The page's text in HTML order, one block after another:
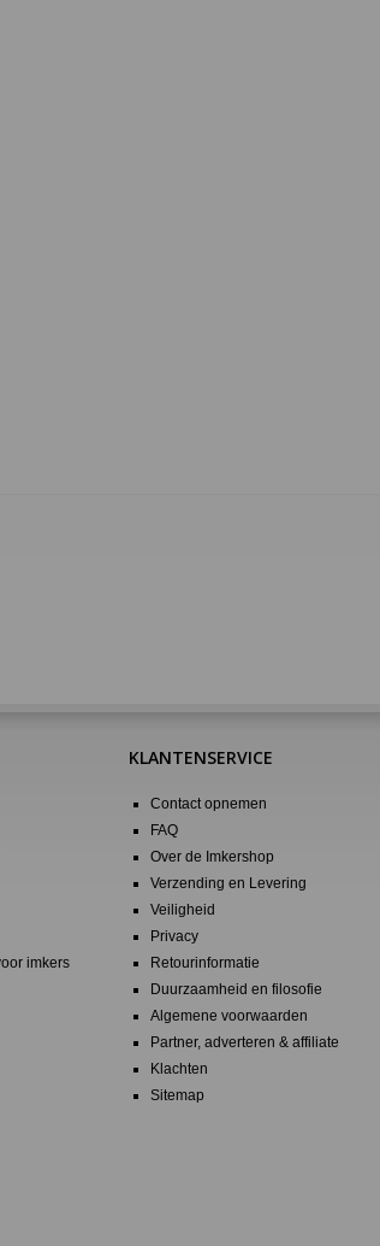
imkers
KLANTENSERVICE
Contact opnemen
FAQ
Over de Imkershop
Verzending en Levering
Veiligheid
Privacy
Retourinformatie
Duurzaamheid en filosofie
Algemene voorwaarden
Partner, adverteren & affiliate
Klachten
Sitemap